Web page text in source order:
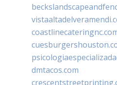
dmtacos.com